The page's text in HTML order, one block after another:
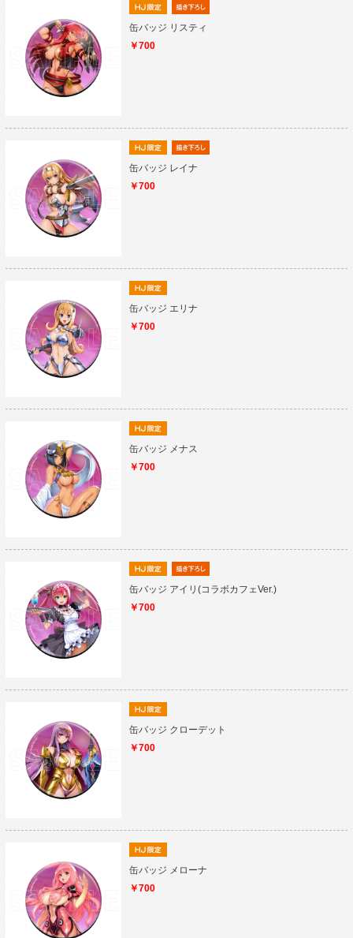
缶バッジ リスティ
￥700
缶バッジ レイナ
￥700
缶バッジ エリナ
￥700
缶バッジ メナス
￥700
缶バッジ アイリ(コラボカフェVer.)
￥700
缶バッジ クローデット
￥700
缶バッジ メローナ
￥700